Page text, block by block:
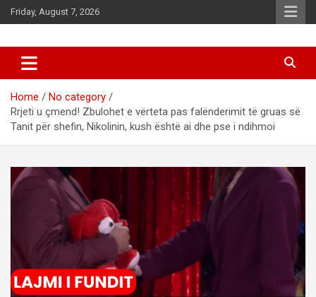
Skip
to
Friday, August 7, 2026
d7-news.com
Home
No category
Rrjeti u çmend! Zbulohet e vërteta pas falënderimit të gruas së
Tanit për shefin, Nikolinin, kush është ai dhe pse i ndihmoi